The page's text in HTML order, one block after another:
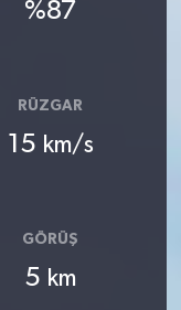
%87
RÜZGAR
15 km/s
GÖRÜŞ
5 km